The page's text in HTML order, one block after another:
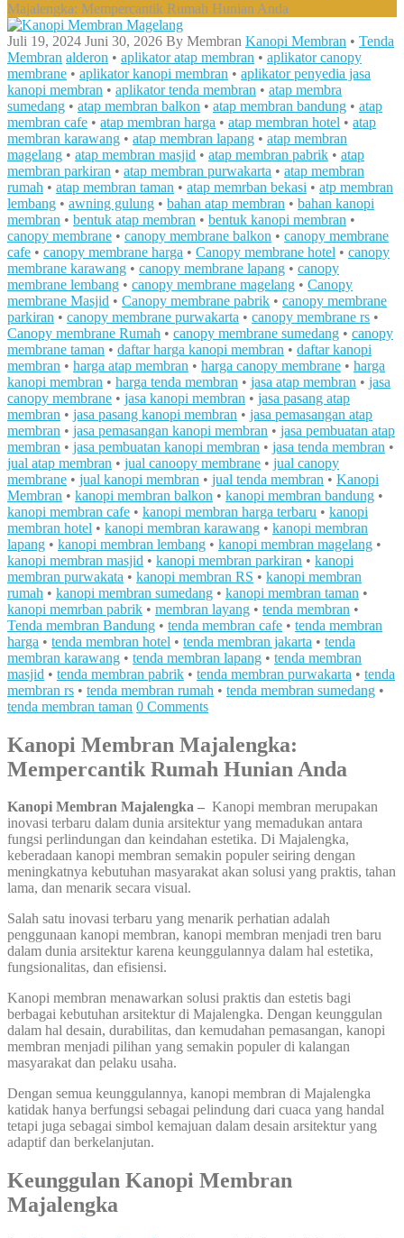
Majalengka: Mempercantik Rumah Hunian Anda
Juli 19, 2024 Juni 30, 2026 By Membran Kanopi Membran • Tenda
Membran alderon • aplikator atap membran • aplikator canopy
membrane • aplikator kanopi membran • aplikator penyedia jasa
kanopi membran • aplikator tenda membran • atap membra
sumedang • atap membran balkon • atap membran bandung • atap
membran cafe • atap membran harga • atap membran hotel • atap
membran karawang • atap membran lapang • atap membran
magelang • atap membran masjid • atap membran pabrik • atap
membran parkiran • atap membran purwakarta • atap membran
rumah • atap membran taman • atap memrban bekasi • atp membran
lembang • awning gulung • bahan atap membran • bahan kanopi
membran • bentuk atap membran • bentuk kanopi membran •
canopy membrane • canopy membrane balkon • canopy membrane
cafe • canopy membrane harga • Canopy membrane hotel • canopy
membrane karawang • canopy membrane lapang • canopy
membrane lembang • canopy membrane magelang • Canopy
membrane Masjid • Canopy membrane pabrik • canopy membrane
parkiran • canopy membrane purwakarta • canopy membrane rs •
Canopy membrane Rumah • canopy membrane sumedang • canopy
membrane taman • daftar harga kanopi membran • daftar kanopi
membran • harga atap membran • harga canopy membrane • harga
kanopi membran • harga tenda membran • jasa atap membran • jasa
canopy membrane • jasa kanopi membran • jasa pasang atap
membran • jasa pasang kanopi membran • jasa pemasangan atap
membran • jasa pemasangan kanopi membran • jasa pembuatan atap
membran • jasa pembuatan kanopi membran • jasa tenda membran •
jual atap membran • jual canoopy membrane • jual canopy
membrane • jual kanopi membran • jual tenda membran • Kanopi
Membran • kanopi membran balkon • kanopi membran bandung •
kanopi membran cafe • kanopi membran harga terbaru • kanopi
membran hotel • kanopi membran karawang • kanopi membran
lapang • kanopi membran lembang • kanopi membran magelang •
kanopi membran masjid • kanopi membran parkiran • kanopi
membran purwakata • kanopi membran RS • kanopi membran
rumah • kanopi membran sumedang • kanopi membran taman •
kanopi memrban pabrik • membran layang • tenda membran •
Tenda membran Bandung • tenda membran cafe • tenda membran
harga • tenda membran hotel • tenda membran jakarta • tenda
membran karawang • tenda membran lapang • tenda membran
masjid • tenda membran pabrik • tenda membran purwakarta • tenda
membran rs • tenda membran rumah • tenda membran sumedang •
tenda membran taman 0 Comments
Kanopi Membran Majalengka:
Mempercantik Rumah Hunian Anda
Kanopi Membran Majalengka – Kanopi membran merupakan
inovasi terbaru dalam dunia arsitektur yang memadukan antara
fungsi perlindungan dan keindahan estetika. Di Majalengka,
keberadaan kanopi membran semakin populer seiring dengan
meningkatnya kebutuhan masyarakat akan solusi yang praktis, tahan
lama, dan menarik secara visual.
Salah satu inovasi terbaru yang menarik perhatian adalah
penggunaan kanopi membran, kanopi membran menjadi tren baru
dalam dunia arsitektur karena keunggulannya dalam hal estetika,
fungsionalitas, dan efisiensi.
Kanopi membran menawarkan solusi praktis dan estetis bagi
berbagai kebutuhan arsitektur di Majalengka. Dengan keunggulan
dalam hal desain, durabilitas, dan kemudahan pemasangan, kanopi
membran menjadi pilihan yang semakin populer di kalangan
masyarakat dan pelaku usaha.
Dengan semua keunggulannya, kanopi membran di Majalengka
katidak hanya berfungsi sebagai pelindung dari cuaca yang handal
tetapi juga sebagai simbol kemajuan dalam desain arsitektur yang
adaptif dan berkelanjutan.
Keunggulan Kanopi Membran
Majalengka